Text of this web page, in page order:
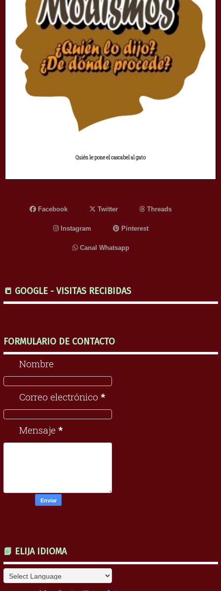
Quién le pone el cascabel al gato
Facebook Twitter Threads
Instagram Pinterest
Canal Whatsapp
📒 GOOGLE - VISITAS RECIBIDAS
FORMULARIO DE CONTACTO
Nombre
Correo electrónico *
Mensaje *
📗 ELIJA IDIOMA